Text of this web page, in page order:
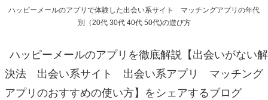
ハッピーメールのアプリで体験した出会い系サイト マッチングアプリの年代
別（20代 30代 40代 50代)の遊び方
ハッピーメールのアプリを徹底解説【出会いがない解
決法 出会い系サイト 出会い系アプリ マッチング
アプリのおすすめの使い方】をシェアするブログ